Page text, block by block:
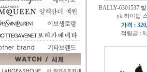
BALLY-6301537
yk 하이탑
가격 :
적립금 :